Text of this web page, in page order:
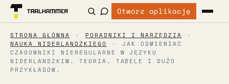
Otwórz aplikację
STRONA GŁÓWNA › PORADNIKI I NARZĘDZIA
›
NAUKA NIDERLANDZKIEGO
›
JAK ODMIENIAĆ
CZASOWNIKI NIEREGULARNE W JĘZYKU
NIDERLANDZKIM. TEORIA, TABELE I DUŻO
PRZYKŁADÓW.